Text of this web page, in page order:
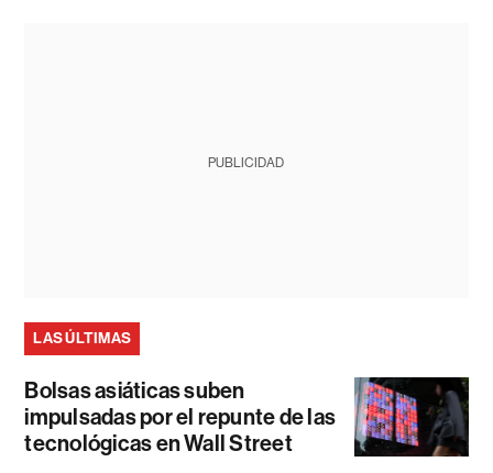
PUBLICIDAD
LAS ÚLTIMAS
Bolsas asiáticas suben
impulsadas por el repunte de las
tecnológicas en Wall Street